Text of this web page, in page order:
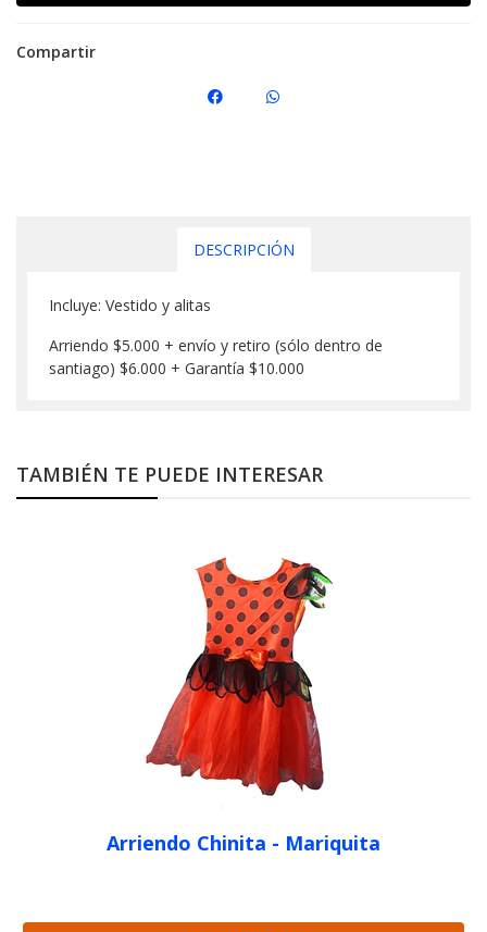
Compartir
DESCRIPCIÓN
Incluye: Vestido y alitas
Arriendo $5.000 + envío y retiro (sólo dentro de
santiago) $6.000 + Garantía $10.000
TAMBIÉN TE PUEDE INTERESAR
Arriendo Chinita - Mariquita